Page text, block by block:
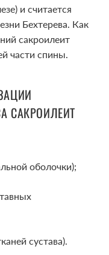
и считается
Бехтерева. Как
сакроилеит
части спины.
САКРОИЛЕИТ
оболочки);
сустава).